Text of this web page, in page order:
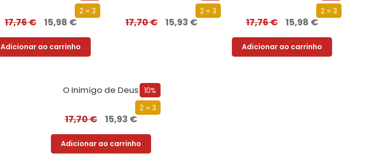
2 = 3
17,76€ 15,98 €
Adicionar ao carrinho
2 = 3
17,70€ 15,93 €
2 = 3
17,76€ 15,98 €
Adicionar ao carrinho
10%
2 = 3
O Inimigo de Deus
17,70€ 15,93 €
Adicionar ao carrinho